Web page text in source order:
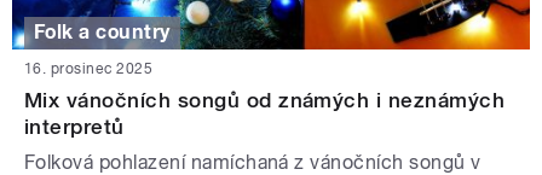
Folk a country
16. prosinec 2025
Mix vánočních songů od známých i neznámých
interpretů
Folková pohlazení namíchaná z vánočních songů v